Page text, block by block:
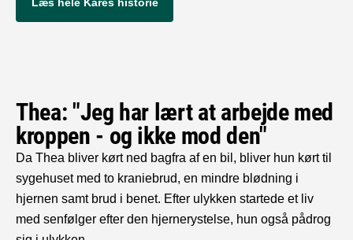
Thea: "Jeg har lært at arbejde med
kroppen - og ikke mod den"
Da Thea bliver kørt ned bagfra af en bil, bliver hun kørt til
sygehuset med to kraniebrud, en mindre blødning i
hjernen samt brud i benet. Efter ulykken startede et liv
med senfølger efter den hjernerystelse, hun også pådrog